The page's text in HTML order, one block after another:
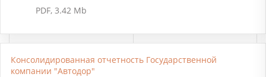
PDF, 3.42 Mb
Консолидированная отчетность Государственной
компании "Автодор"